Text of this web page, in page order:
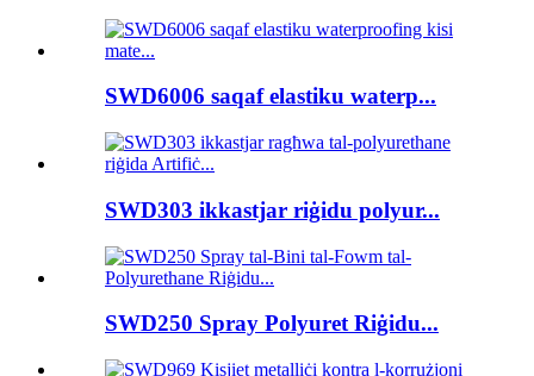
SWD6006 saqaf elastiku waterp...
SWD303 ikkastjar riġidu polyur...
SWD250 Spray Polyuret Riġidu...